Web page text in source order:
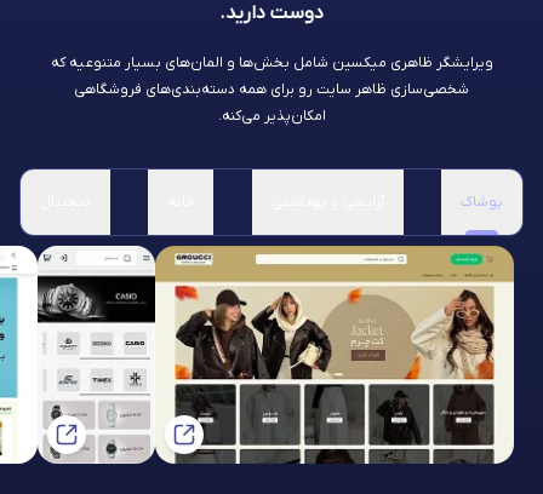
دوست دارید.
ویرایشگر ظاهری میکسین شامل بخش‌ها و المان‌های بسیار متنوعیه که
شخصی‌سازی ظاهر سایت رو برای همه دسته‌بندی‌های فروشگاهی
امکان‌پذیر می‌کنه.
پوشاک